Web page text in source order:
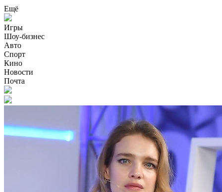
Ещё
Игры
Шоу-бизнес
Авто
Спорт
Кино
Новости
Почта